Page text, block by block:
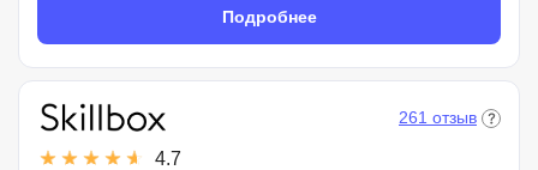
Подробнее
4.7
261 отзыв